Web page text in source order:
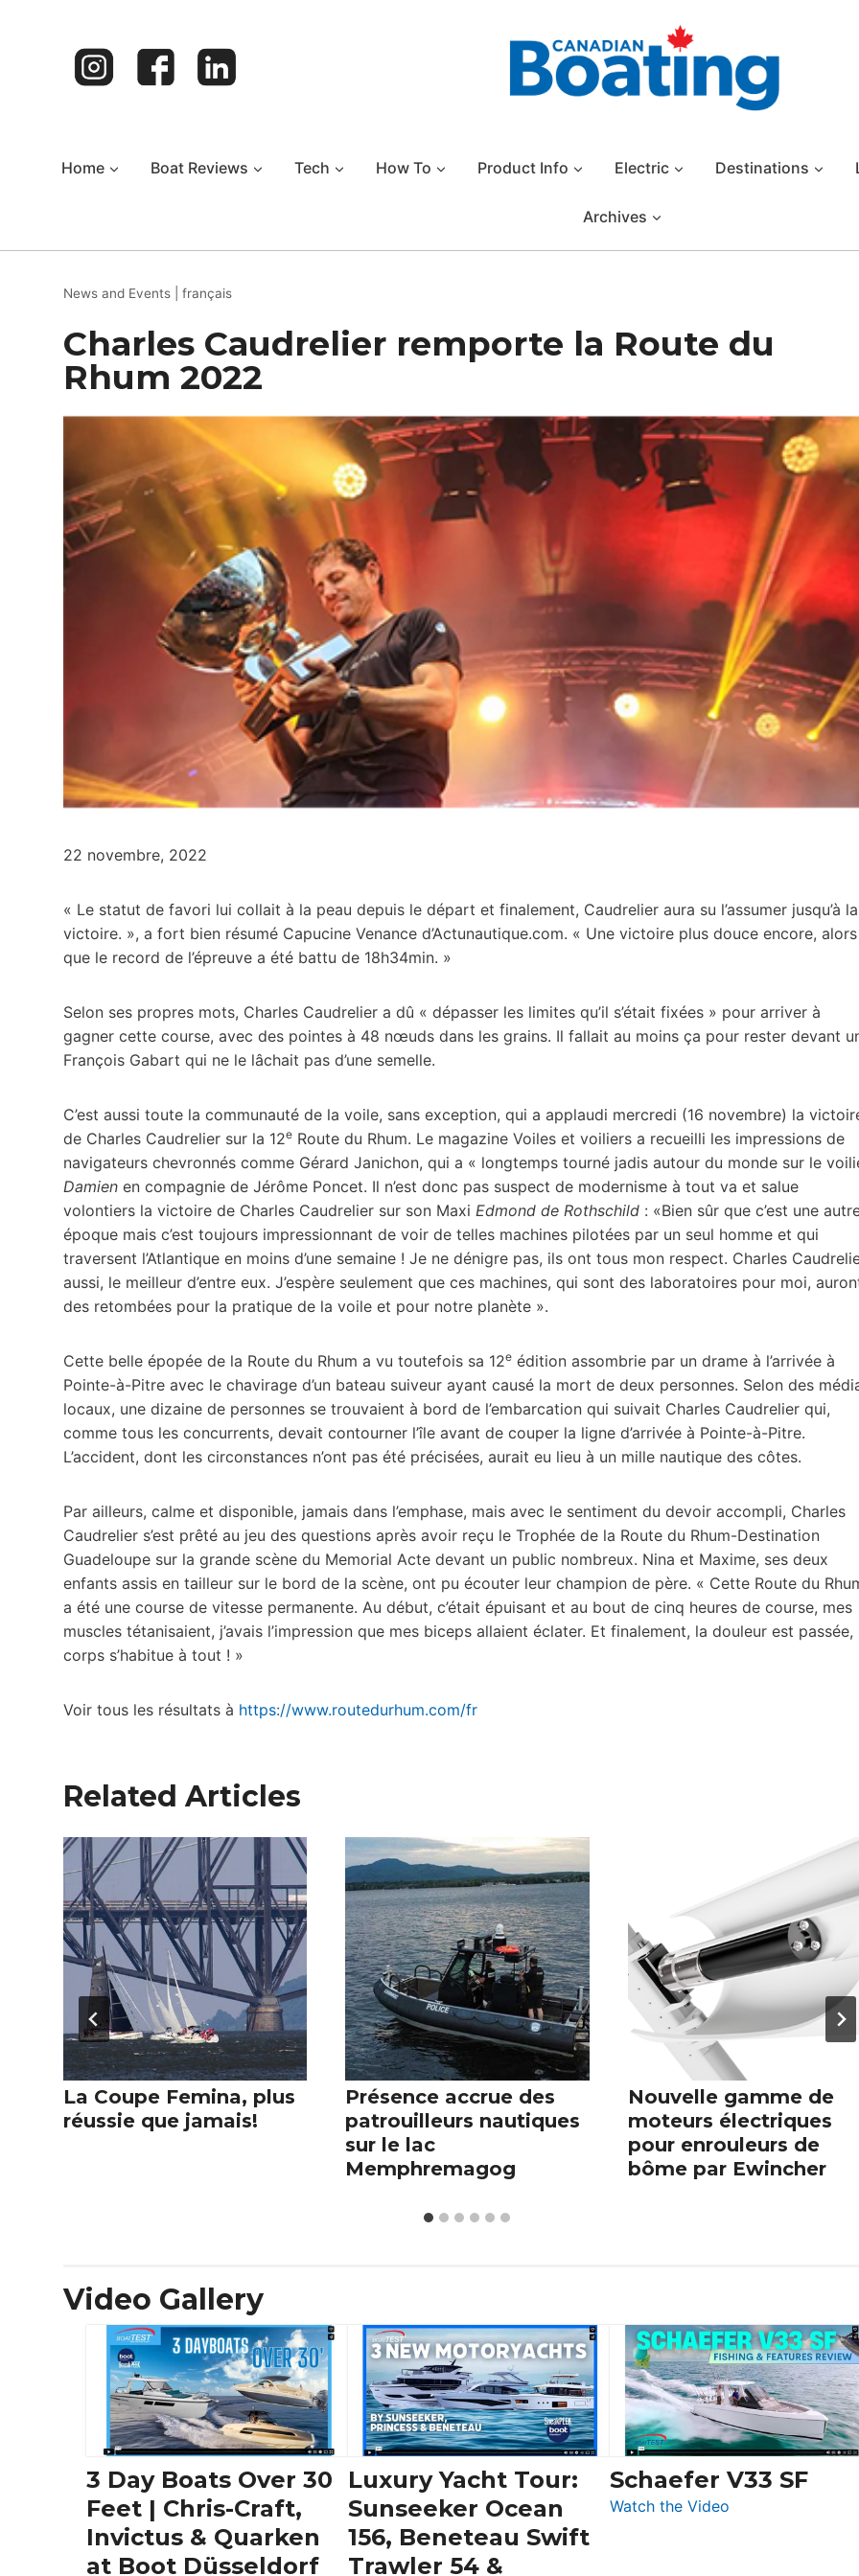
Home Boat Reviews Tech How To Product Info Electric Destinations
Archives
News and Events français
Charles Caudrelier remporte la Route du
Rhum 2022
22 novembre, 2022
« Le statut de favori lui collait à la peau depuis le départ et finalement, Caudrelier aura su l’assumer jusqu’à la
victoire. », a fort bien résumé Capucine Venance d’Actunautique.com. « Une victoire plus douce encore, alors
que le record de l’épreuve a été battu de 18h34min. »
Selon ses propres mots, Charles Caudrelier a dû « dépasser les limites qu’il s’était fixées » pour arriver à
gagner cette course, avec des pointes à 48 nœuds dans les grains. Il fallait au moins ça pour rester devant
François Gabart qui ne le lâchait pas d’une semelle.
C’est aussi toute la communauté de la voile, sans exception, qui a applaudi mercredi (16 novembre) la
de Charles Caudrelier sur la 12e Route du Rhum. Le magazine Voiles et voiliers a recueilli les impressions de
navigateurs chevronnés comme Gérard Janichon, qui a « longtemps tourné jadis autour du monde sur le
Damien en compagnie de Jérôme Poncet. Il n’est donc pas suspect de modernisme à tout va et salue
volontiers la victoire de Charles Caudrelier sur son Maxi Edmond de Rothschild : «Bien sûr que c’est une
époque mais c’est toujours impressionnant de voir de telles machines pilotées par un seul homme et qui
traversent l’Atlantique en moins d’une semaine ! Je ne dénigre pas, ils ont tous mon respect. Charles
aussi, le meilleur d’entre eux. J’espère seulement que ces machines, qui sont des laboratoires pour moi,
des retombées pour la pratique de la voile et pour notre planète ».
Cette belle épopée de la Route du Rhum a vu toutefois sa 12e édition assombrie par un drame à l’arrivée à
Pointe-à-Pitre avec le chavirage d’un bateau suiveur ayant causé la mort de deux personnes. Selon des
locaux, une dizaine de personnes se trouvaient à bord de l’embarcation qui suivait Charles Caudrelier qui,
comme tous les concurrents, devait contourner l’île avant de couper la ligne d’arrivée à Pointe-à-Pitre.
L’accident, dont les circonstances n’ont pas été précisées, aurait eu lieu à un mille nautique des côtes.
Par ailleurs, calme et disponible, jamais dans l’emphase, mais avec le sentiment du devoir accompli, Charles
Caudrelier s’est prêté au jeu des questions après avoir reçu le Trophée de la Route du Rhum-Destination
Guadeloupe sur la grande scène du Memorial Acte devant un public nombreux. Nina et Maxime, ses deux
enfants assis en tailleur sur le bord de la scène, ont pu écouter leur champion de père. « Cette Route du
a été une course de vitesse permanente. Au début, c’était épuisant et au bout de cinq heures de course, mes
muscles tétanisaient, j’avais l’impression que mes biceps allaient éclater. Et finalement, la douleur est passée,
corps s’habitue à tout ! »
Voir tous les résultats à https://www.routedurhum.com/fr
Related Articles
La Coupe Femina, plus
réussie que jamais!
Présence accrue des
patrouilleurs nautiques
sur le lac
Memphremagog
Nouvelle gamme de
moteurs électriques
pour enrouleurs de
bôme par Ewincher
Video Gallery
3 Day Boats Over 30
Feet | Chris-Craft,
Invictus & Quarken
at Boot Düsseldorf
Luxury Yacht Tour:
Sunseeker Ocean
156, Beneteau Swift
Trawler 54 &
Schaefer V33 SF
Watch the Video: